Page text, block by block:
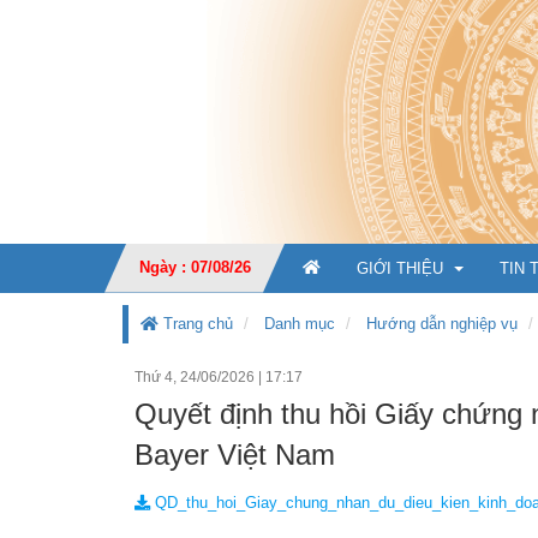
Ngày : 07/08/26 GIỚI THIỆU
CHỨC NĂNG, NHIỆM
TIN
Trang chủ Danh mục Hướng dẫn nghiệp vụ
Thứ 4, 24/06/2026 | 17:17
Quyết định thu hồi Giấy chứng
Bayer Việt Nam